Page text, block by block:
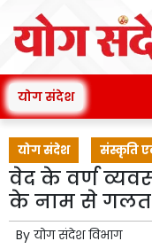
योग संदेश
योग संदेश संस्कृति
वेद के वर्ण
के नाम से गलत
By योग संदेश विभाग